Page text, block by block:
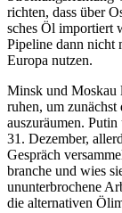
richten, dass über
sches Öl impor­tiert
Pipeline dann nicht
Europa nutzen.
Minsk und Moskau
ruhen, um
auszu­räumen.
31. Dezember,
Gespräch
branche und wies
ununter­bro­chene
die alter­na­tiven